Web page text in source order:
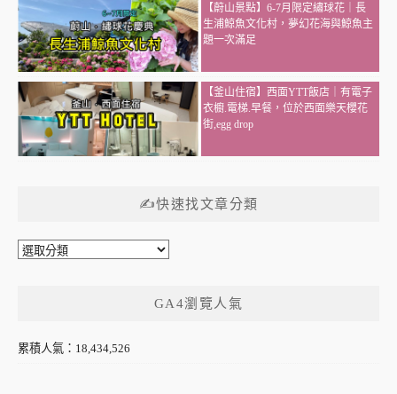
【蔚山景點】6-7月限定繡球花｜長
生浦鯨魚文化村，夢幻花海與鯨魚主
題一次滿足
【釜山住宿】西面YTT飯店｜有電子
衣櫥.電梯.早餐，位於西面樂天櫻花
街,egg drop
✍快速找文章分類
✍
章
GA4瀏覽人氣
累積人氣：18,434,526